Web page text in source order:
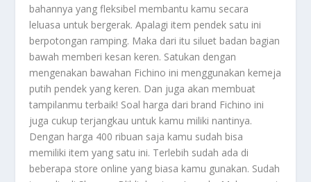
bahannya yang fleksibel membantu kamu secara
leluasa untuk bergerak.Apalagi item pendek satu ini
berpotongan ramping. Maka dari itu siluet badan bagian
bawah memberi kesan keren. Satukan dengan
mengenakan bawahan Fichino ini menggunakan kemeja
putih pendek yang keren. Dan juga akan membuat
tampilanmu terbaik! Soal harga dari brand Fichino ini
juga cukup terjangkau untuk kamu miliki nantinya.
Dengan harga 400 ribuan saja kamu sudah bisa
memiliki item yang satu ini. Terlebih sudah ada di
beberapa store online yang biasa kamu gunakan. Sudah